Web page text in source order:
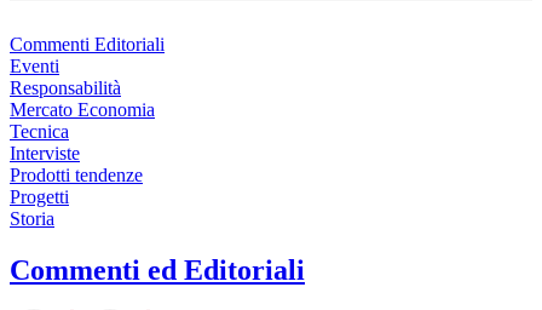
Commenti Editoriali
Eventi
Responsabilità
Mercato Economia
Tecnica
Interviste
Prodotti tendenze
Progetti
Storia
Commenti ed Editoriali